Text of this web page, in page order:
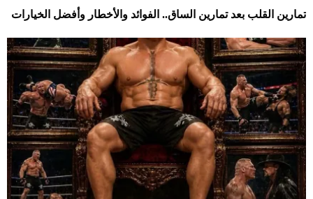
تمارين القلب بعد تمارين الساق.. الفوائد والأخطار وأفضل الخيارات